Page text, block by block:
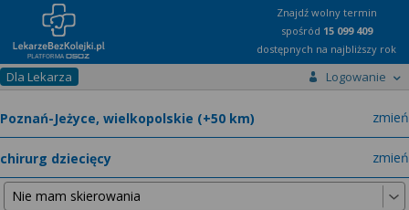
Znajdź wolny termin
spośród 15 099 409
dostępnych na najbliższy rok
Dla Lekarza Logowanie
zmień
zmień